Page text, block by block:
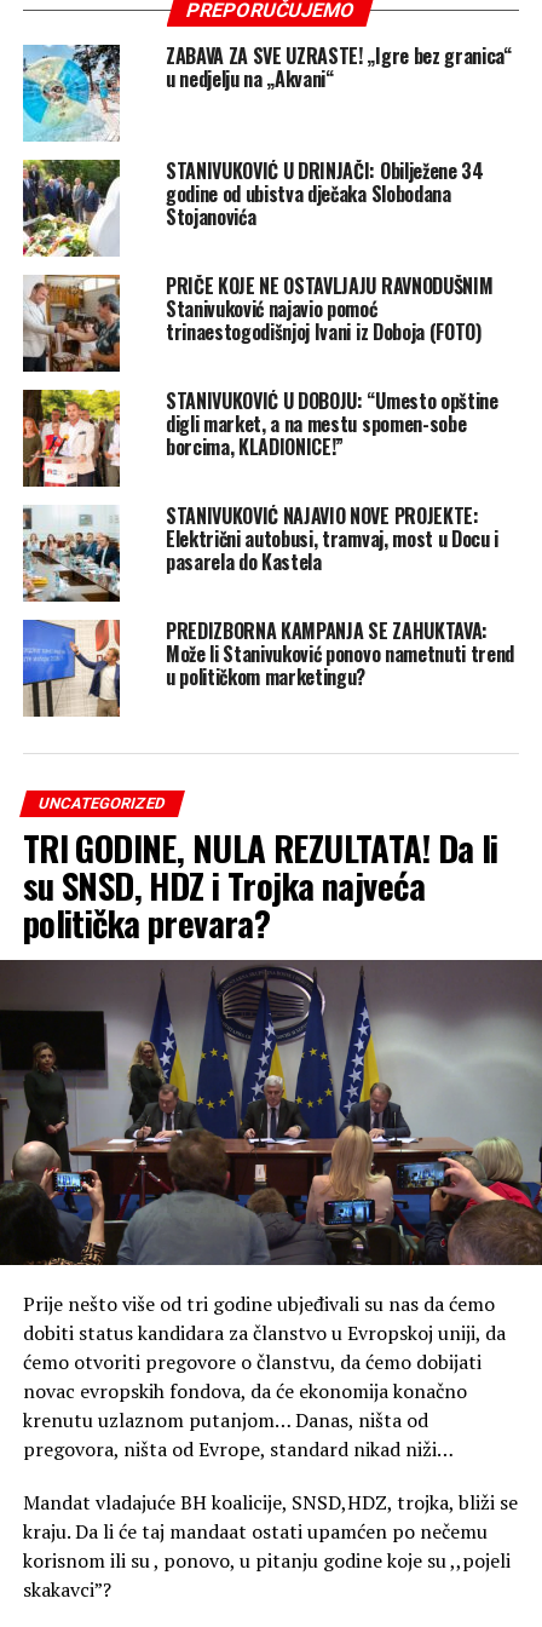
PREPORUČUJEMO
ZABAVA ZA SVE UZRASTE! „Igre bez granica“
u nedjelju na „Akvani“
STANIVUKOVIĆ U DRINJAČI: Obilježene 34
godine od ubistva dječaka Slobodana
Stojanovića
PRIČE KOJE NE OSTAVLJAJU RAVNODUŠNIM
Stanivuković najavio pomoć
trinaestogodišnjoj Ivani iz Doboja (FOTO)
STANIVUKOVIĆ U DOBOJU: “Umesto opštine
digli market, a na mestu spomen-sobe
borcima, KLADIONICE!”
STANIVUKOVIĆ NAJAVIO NOVE PROJEKTE:
Električni autobusi, tramvaj, most u Docu i
pasarela do Kastela
PREDIZBORNA KAMPANJA SE ZAHUKTAVA:
Može li Stanivuković ponovo nametnuti trend
u političkom marketingu?
UNCATEGORIZED
TRI GODINE, NULA REZULTATA! Da li
su SNSD, HDZ i Trojka najveća
politička prevara?
Prije nešto više od tri godine ubjeđivali su nas da ćemo
dobiti status kandidara za članstvo u Evropskoj uniji, da
ćemo otvoriti pregovore o članstvu, da ćemo dobijati
novac evropskih fondova, da će ekonomija konačno
krenutu uzlaznom putanjom… Danas, ništa od
pregovora, ništa od Evrope, standard nikad niži…
Mandat vladajuće BH koalicije, SNSD,HDZ, trojka, bliži se
kraju. Da li će taj mandaat ostati upamćen po nečemu
korisnom ili su , ponovo, u pitanju godine koje su ,,pojeli
skakavci”?